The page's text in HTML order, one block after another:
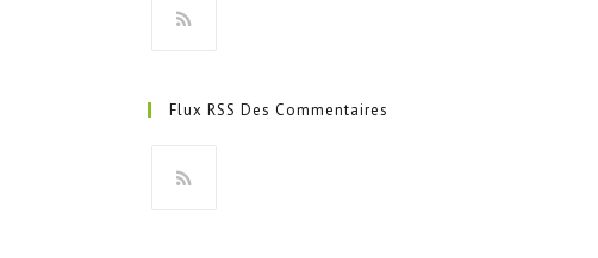
un
onglet
Flux RSS Des Commentaires